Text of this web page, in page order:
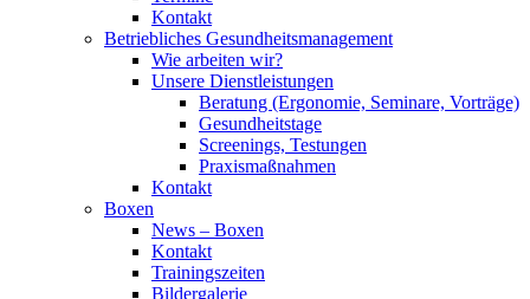
Kontakt
Betriebliches Gesundheits­management
Wie arbeiten wir?
Unsere Dienstleistungen
Beratung (Ergonomie, Seminare, Vorträge)
Gesundheitstage
Screenings, Testungen
Praxismaßnahmen
Kontakt
Boxen
News – Boxen
Kontakt
Trainingszeiten
Bildergalerie